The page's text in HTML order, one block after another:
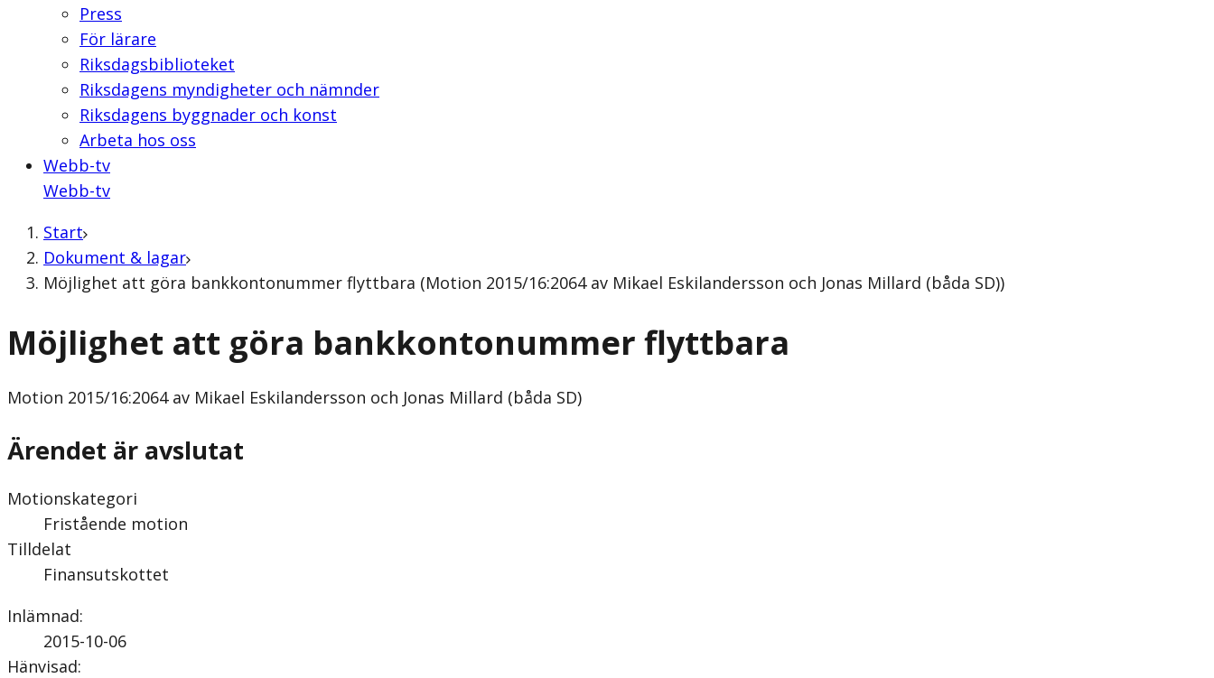
Press
För lärare
Riksdagsbiblioteket
Riksdagens myndigheter och nämnder
Riksdagens byggnader och konst
Arbeta hos oss
Webb-tv
Webb-tv
Start
Dokument & lagar
Möjlighet att göra bankkontonummer flyttbara (Motion 2015/16:2064 av Mikael Eskilandersson och Jonas Millard (båda SD))
Möjlighet att göra bankkontonummer flyttbara
Motion 2015/16:2064 av Mikael Eskilandersson och Jonas Millard (båda SD)
Ärendet är avslutat
Motionskategori
Fristående motion
Tilldelat
Finansutskottet
Inlämnad:
2015-10-06
Hänvisad: